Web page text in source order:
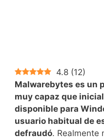
4.8 (12)
Malwarebytes es un
muy capaz que
disponible para
usuario habitual de
defraudó. Realmente